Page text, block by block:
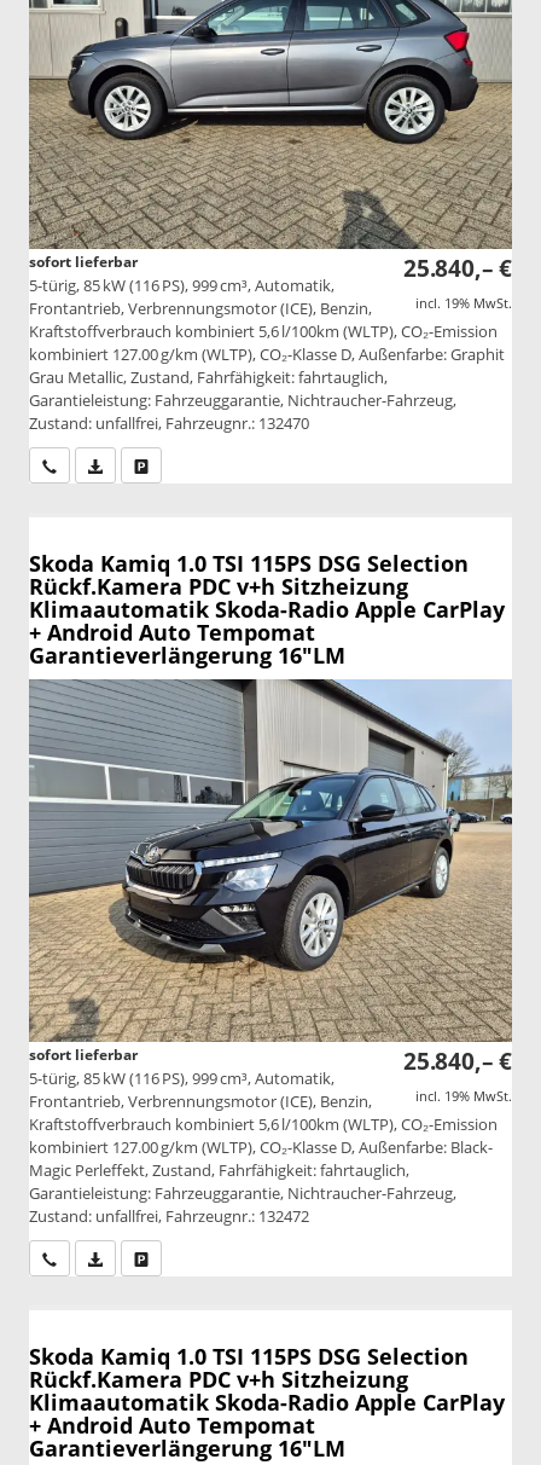
25.840,– €
incl. 19% MwSt.
sofort lieferbar
5-türig, 85 kW (116 PS), 999 cm³, Automatik,
Frontantrieb, Verbrennungsmotor (ICE), Benzin,
Kraftstoffverbrauch kombiniert 5,6 l/100km (WLTP), CO₂-Emission
kombiniert 127.00 g/km (WLTP), CO₂-Klasse D, Außenfarbe: Graphit
Grau Metallic, Zustand, Fahrfähigkeit: fahrtauglich,
Garantieleistung: Fahrzeuggarantie, Nichtraucher-Fahrzeug,
Zustand: unfallfrei, Fahrzeugnr.: 132470
Wir rufen Sie anPDF-Datei, Fahrzeugexposé drucken
Skoda Kamiq 1.0 TSI 115PS DSG Selection
Rückf.Kamera PDC v+h Sitzheizung
Klimaautomatik Skoda-Radio Apple CarPlay
+ Android Auto Tempomat
Garantieverlängerung 16"LM
25.840,– €
incl. 19% MwSt.
sofort lieferbar
5-türig, 85 kW (116 PS), 999 cm³, Automatik,
Frontantrieb, Verbrennungsmotor (ICE), Benzin,
Kraftstoffverbrauch kombiniert 5,6 l/100km (WLTP), CO₂-Emission
kombiniert 127.00 g/km (WLTP), CO₂-Klasse D, Außenfarbe: Black-
Magic Perleffekt, Zustand, Fahrfähigkeit: fahrtauglich,
Garantieleistung: Fahrzeuggarantie, Nichtraucher-Fahrzeug,
Zustand: unfallfrei, Fahrzeugnr.: 132472
Wir rufen Sie anPDF-Datei, Fahrzeugexposé drucken
Skoda Kamiq 1.0 TSI 115PS DSG Selection
Rückf.Kamera PDC v+h Sitzheizung
Klimaautomatik Skoda-Radio Apple CarPlay
+ Android Auto Tempomat
Garantieverlängerung 16"LM